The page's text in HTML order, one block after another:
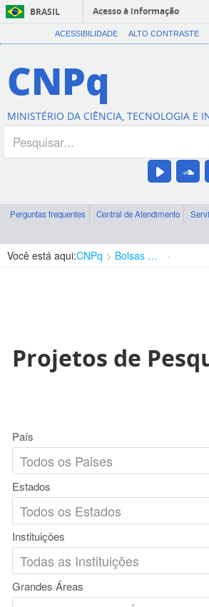
BRASIL
Acesso à informação
ACESSIBILIDADE ALTO CONTRASTE
CNPq
MINISTÉRIO DA CIÊNCIA, TECNOLOGIA E
Perguntas frequentes Central de Atendimento
Você está aqui:CNPq Bolsas e Auxílios Vigentes
Projetos de
País
Estados
Instituições
Grandes Áreas